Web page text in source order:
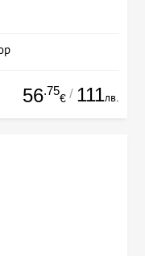
56.75
€ / 111лв.